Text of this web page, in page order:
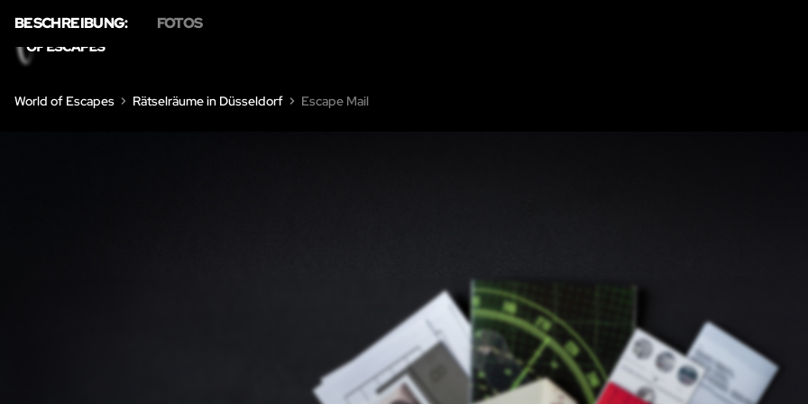
World of Escapes Rätselräume in Düsseldorf Escape Mail
BESCHREIBUNG: FOTOS